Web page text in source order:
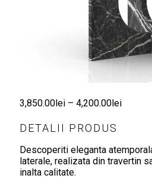
3,850.00lei – 4,200.00leiInterval
DETALII PRODUS
Descoperiti eleganta
laterale, realizata din travertin
inalta calitate.